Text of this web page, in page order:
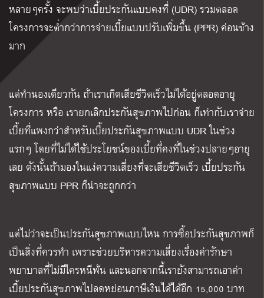
หลายๆครั้ง จะพบว่าเบี้ยประกันแบบคงที่ (UDR) รวมตลอด
โครงการจะต่ำกว่าการจ่ายเบี้ยแบบปรับเพิ่มขึ้น (PPR) ค่อนข้าง
มาก
แต่ทำนองเดียวกัน ถ้าเราเกิดเสียชีวิตเร็วไม่ได้อยู่ตลอดอายุ
โครงการ หรือ เรายกเลิกประกันสุขภาพไปก่อน ก็เท่ากับเราจ่าย
เบี้ยที่แพงกว่าสำหรับเบี้ยประกันสุขภาพแบบ UDR ในช่วง
แรกๆ โดยที่ไม่ได้ใช้ประโยชน์ของเบี้ยที่คงที่ในช่วงปลายๆอายุ
เลย ดังนั้นถ้ามองในแง่ความเสี่ยงที่จะเสียชีวิตเร็ว เบี้ยประกัน
สุขภาพแบบ PPR ก็น่าจะถูกกว่า
แต่ไม่ว่าจะเป็นประกันสุขภาพแบบไหน การซื้อประกันสุขภาพก็
เป็นสิ่งที่ควรทำ เพราะช่วยบริหารความเสี่ยงเรื่องค่ารักษา
พยาบาลที่ไม่มีใครหนีพ้น และนอกจากนี้เรายังสามารถเอาค่า
เบี้ยประกันสุขภาพไปลดหย่อนภาษีเงินได้ได้อีก 15,000 บาท